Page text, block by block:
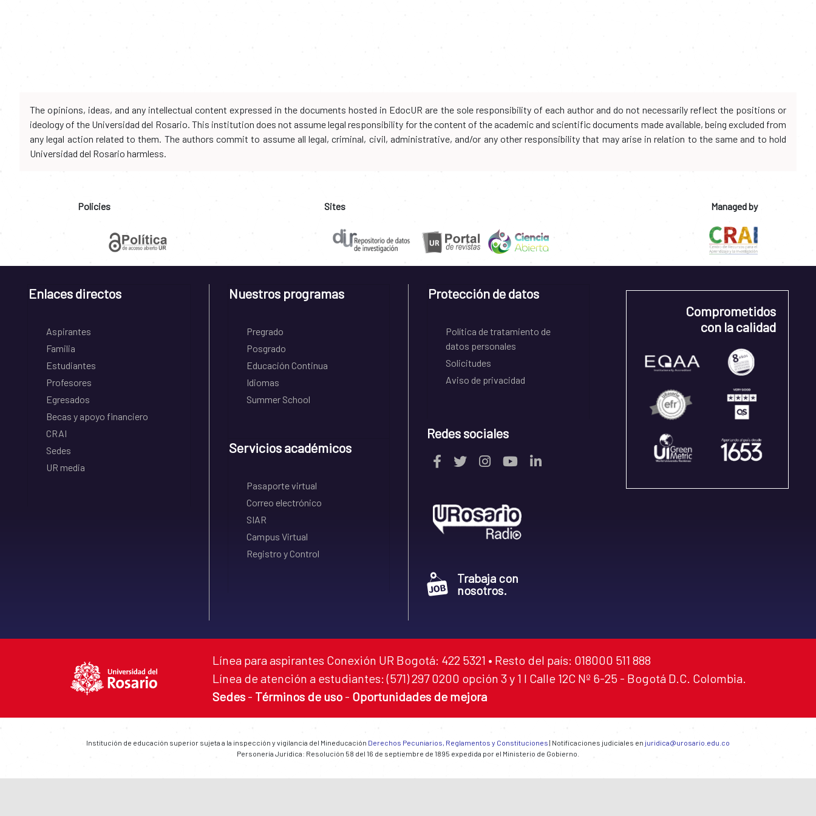
The opinions, ideas, and any intellectual content expressed in the documents hosted in EdocUR are the sole responsibility of each author and do not necessarily reflect the positions or
ideology of the Universidad del Rosario. This institution does not assume legal responsibility for the content of the academic and scientific documents made available, being excluded from
any legal action related to them. The authors commit to assume all legal, criminal, civil, administrative, and/or any other responsibility that may arise in relation to the same and to hold
Universidad del Rosario harmless.
Policies Sites Managed by
Enlaces directos
Aspirantes
Familia
Estudiantes
Profesores
Egresados
Becas y apoyo financiero
CRAI
Sedes
UR media
Nuestros programas
Pregrado
Posgrado
Educación Continua
Idiomas
Summer School
Servicios académicos
Pasaporte virtual
Correo electrónico
SIAR
Campus Virtual
Registro y Control
Protección de datos
Política de tratamiento de
datos personales
Solicitudes
Aviso de privacidad
Redes sociales
Trabaja con
nosotros.
Comprometidos
con la calidad
Línea para aspirantes Conexión UR Bogotá: 422 5321 • Resto del país: 018000 511 888
Línea de atención a estudiantes: (571) 297 0200 opción 3 y 1 I Calle 12C Nº 6-25 - Bogotá D.C. Colombia.
Sedes - Términos de uso - Oportunidades de mejora
Institución de educación superior sujeta a la inspección y vigilancia del Mineducación Derechos Pecuniarios, Reglamentos y Constituciones | Notificaciones judiciales en juridica@urosario.edu.co
Personería Jurídica: Resolución 58 del 16 de septiembre de 1895 expedida por el Ministerio de Gobierno.